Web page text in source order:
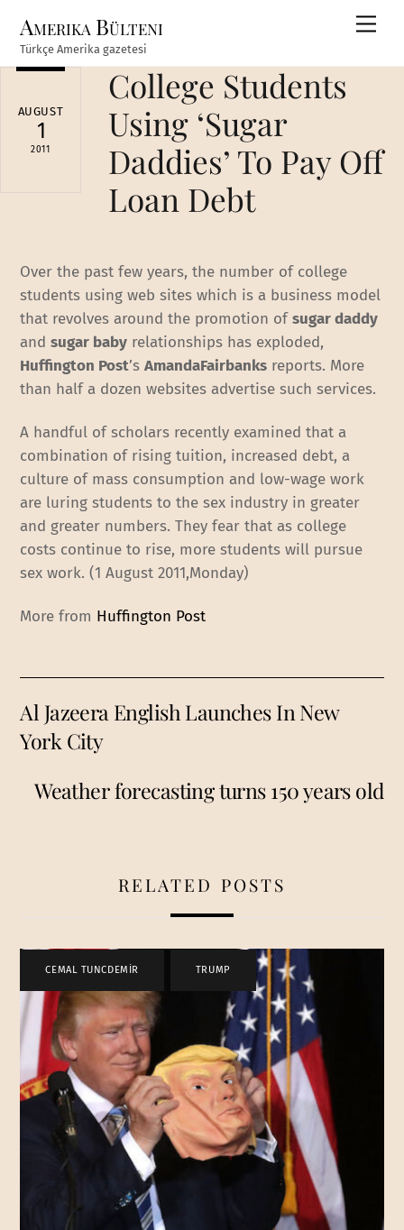
content
Amerika Bülteni
Türkçe Amerika gazetesi
AUGUST
1
2011
College Students
Using ‘Sugar
Daddies’ To Pay Off
Loan Debt
Over the past few years, the number of college
students using web sites which is a business model
that revolves around the promotion ofsugar daddy
andsugar baby relationships has exploded,
Huffington Post’sAmandaFairbanks reports. More
than half a dozen websites advertise such services.
A handful of scholars recently examined that a
combination of rising tuition, increased debt, a
culture of mass consumption and low-wage work
are luring students to the sex industry in greater
and greater numbers. They fear that as college
costs continue to rise, more students will pursue
sex work. (1 August 2011,Monday)
More from Huffington Post
Al Jazeera English Launches In New
York City
Weather forecasting turns 150 years old
RELATED POSTS
CEMAL TUNCDEMİR TRUMP